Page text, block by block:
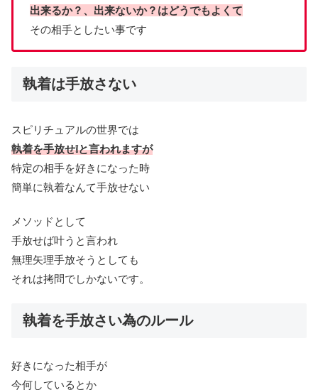
出来るか？、出来ないか？はどうでもよくて
その相手としたい事です
執着は手放さない
スピリチュアルの世界では
執着を手放せ❕と言われますが
特定の相手を好きになった時
簡単に執着なんて手放せない
メソッドとして
手放せば叶うと言われ
無理矢理手放そうとしても
それは拷問でしかないです。
執着を手放さい為のルール
好きになった相手が
今何しているとか